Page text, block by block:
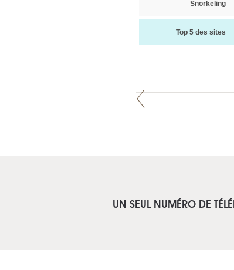
Snorkeling
Top 5 des sites
UN SEUL NUMÉRO DE